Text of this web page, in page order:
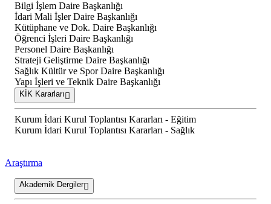
Bilgi İşlem Daire Başkanlığı
İdari Mali İşler Daire Başkanlığı
Kütüphane ve Dok. Daire Başkanlığı
Öğrenci İşleri Daire Başkanlığı
Personel Daire Başkanlığı
Strateji Geliştirme Daire Başkanlığı
Sağlık Kültür ve Spor Daire Başkanlığı
Yapı İşleri ve Teknik Daire Başkanlığı
KİK Kararları
Kurum İdari Kurul Toplantısı Kararları - Eğitim
Kurum İdari Kurul Toplantısı Kararları - Sağlık
Araştırma
Akademik Dergiler